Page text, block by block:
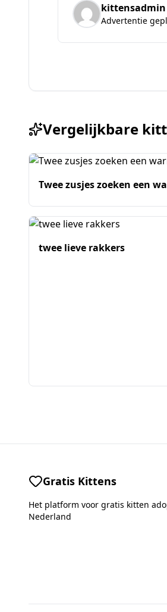
kittensadmin
Advertentie
Vergelijkbare
Twee zusjes zoeken een
twee lieve rakkers
Gratis Kittens
Het platform voor gratis kitten
Nederland